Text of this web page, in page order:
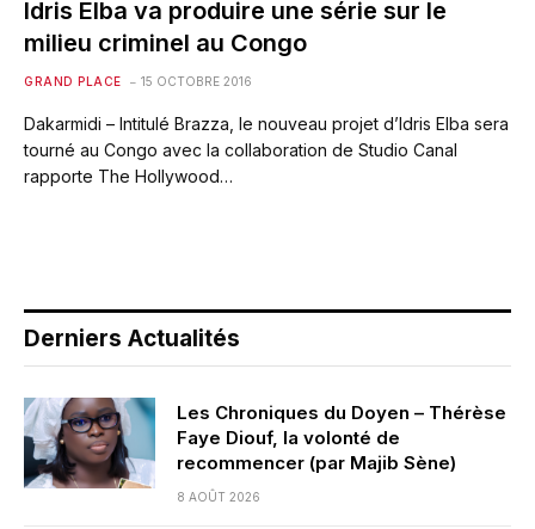
Idris Elba va produire une série sur le
milieu criminel au Congo
GRAND PLACE 15 OCTOBRE 2016
Dakarmidi – Intitulé Brazza, le nouveau projet d’Idris Elba sera
tourné au Congo avec la collaboration de Studio Canal
rapporte The Hollywood…
Derniers Actualités
Les Chroniques du Doyen – Thérèse
Faye Diouf, la volonté de
recommencer (par Majib Sène)
8 AOÛT 2026